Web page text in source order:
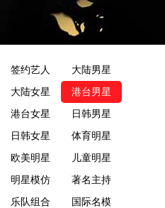
签约艺人
大陆男星
大陆女星
港台男星
港台女星
日韩男星
日韩女星
体育明星
欧美明星
儿童明星
明星模仿
著名主持
乐队组合
国际名模